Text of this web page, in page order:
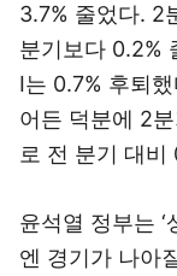
3.7% 줄었다. 2
분기보다 0.2%
I는 0.7% 후퇴
어든 덕분에 2
로 전 분기 대비
윤석열 정부는 ‘
엔 경기가 나아